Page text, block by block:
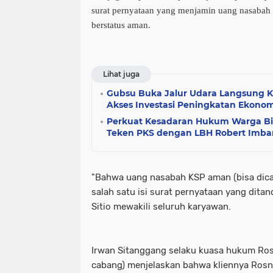
surat pernyataan yang menjamin uang
berstatus aman.
Lihat juga
Gubsu Buka Jalur Udara Langsung
Akses Investasi Peningkatan
Perkuat Kesadaran Hukum Warga
Teken PKS dengan LBH Robert
"Bahwa uang nasabah KSP aman (bisa
salah satu isi surat pernyataan yang
Sitio mewakili seluruh karyawan.
Irwan Sitanggang selaku kuasa hukum
cabang) menjelaskan bahwa kliennya